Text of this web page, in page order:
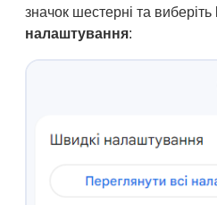
значок шестерні та виберіть
налаштування: